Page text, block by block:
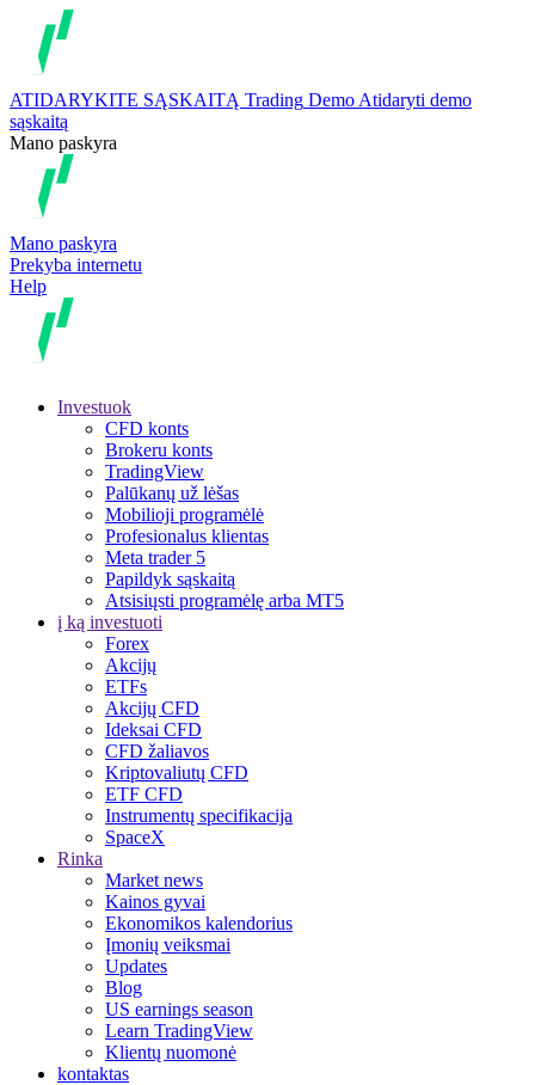
ATIDARYKITE SĄSKAITĄ Trading Demo Atidaryti demo
sąskaitą
Mano paskyra
Mano paskyra
Prekyba internetu
Help
Investuok
CFD konts
Brokeru konts
TradingView
Palūkanų už lėšas
Mobilioji programėlė
Profesionalus klientas
Meta trader 5
Papildyk sąskaitą
Atsisiųsti programėlę arba MT5
į ką investuoti
Forex
Akcijų
ETFs
Akcijų CFD
Ideksai CFD
CFD žaliavos
Kriptovaliutų CFD
ETF CFD
Instrumentų specifikacija
SpaceX
Rinka
Market news
Kainos gyvai
Ekonomikos kalendorius
Įmonių veiksmai
Updates
Blog
US earnings season
Learn TradingView
Klientų nuomonė
kontaktas